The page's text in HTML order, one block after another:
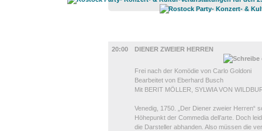
20:00
DIENER ZWEIER HERREN
Frei nach der Komödie von Carlo Goldoni
Bearbeitet von Eberhard Busch
Mit BERIT MÖLLER, SYLWIA VON
Venedig, 1750. „Der Diener zweier Herren“
Höhepunkt der Commedia dell’arte. Doch
die Darsteller abhanden. Also müssen die